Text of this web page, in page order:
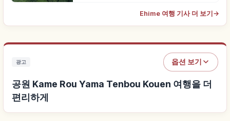
Ehime 여행 기사 더 보기 →
광고 옵션 보기
공원 Kame Rou Yama Tenbou Kouen 여행을 더
편리하게